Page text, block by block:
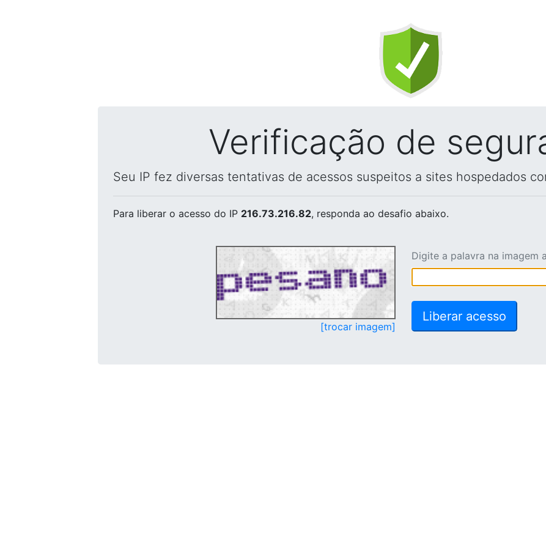
Verificação de
Seu IP fez diversas tentativas de acessos suspeitos a sites hospedados
Para liberar o acesso do IP 216.73.216.82, responda ao desafio abaixo.
[trocar imagem]
Digite a palavra na imagem